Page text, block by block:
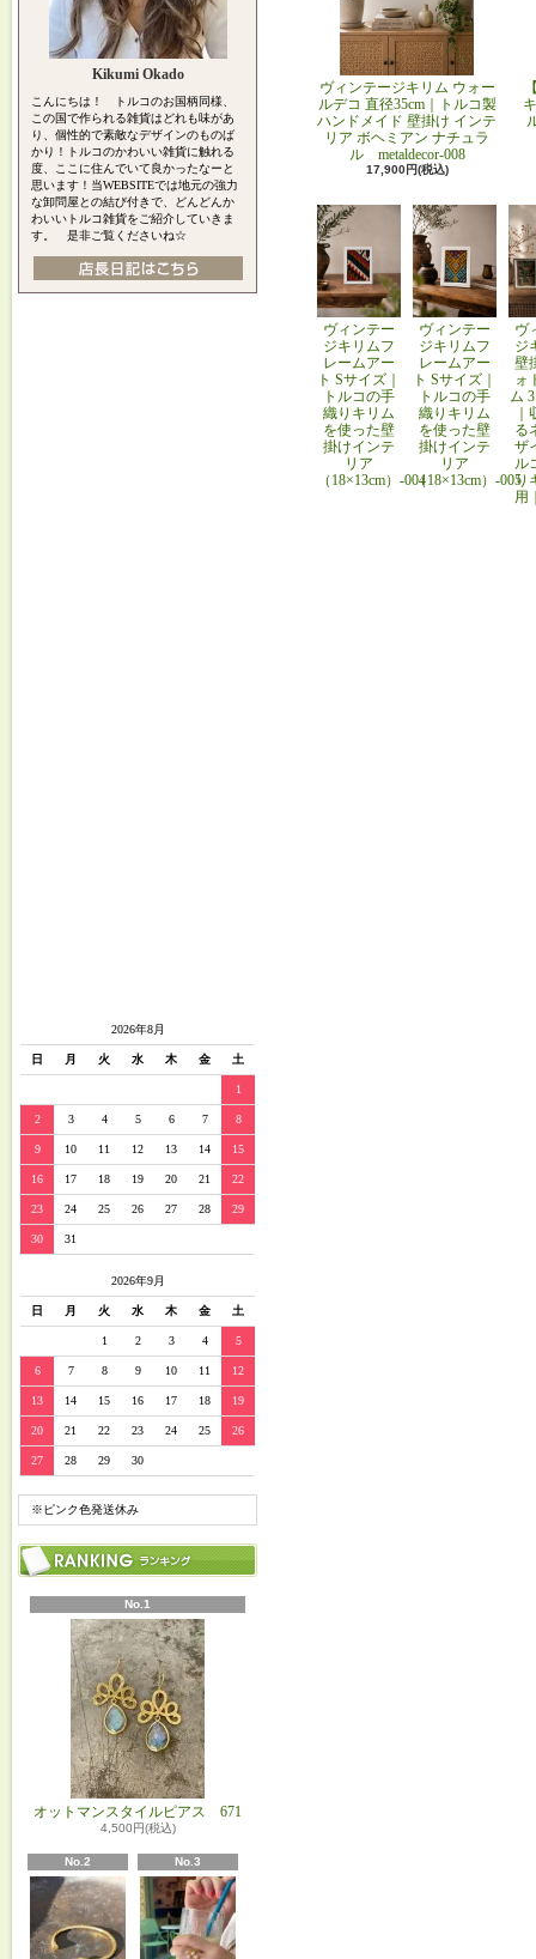
Kikumi Okado
こんにちは！ トルコのお国柄同様、
この国で作られる雑貨はどれも味があ
り、個性的で素敵なデザインのものば
かり！トルコのかわいい雑貨に触れる
度、ここに住んでいて良かったなーと
思います！当WEBSITEでは地元の強力
な卸問屋との結び付きで、どんどんか
わいいトルコ雑貨をご紹介していきま
す。 是非ご覧くださいね☆
2026年8月
日 月 火 水 木 金 土
1
2 3 4 5 6 7 8
9 10 11 12 13 14 15
16 17 18 19 20 21 22
23 24 25 26 27 28 29
30 31
2026年9月
日 月 火 水 木 金 土
1 2 3 4 5
6 7 8 9 10 11 12
13 14 15 16 17 18 19
20 21 22 23 24 25 26
27 28 29 30
※ピンク色発送休み
No.1
オットマンスタイルピアス 671
4,500円(税込)
No.2 No.3
ヴィンテージキリム ウォー
ルデコ 直径35cm｜トルコ製
ハンドメイド 壁掛け インテ
リア ボヘミアン ナチュラ
ル metaldecor-008
17,900円(税込)
ヴィンテー
ジキリムフ
レームアー
ト Sサイズ｜
トルコの手
織りキリム
を使った壁
掛けインテ
リア
（18×13cm）-004
ヴィンテー
ジキリムフ
レームアー
ト Sサイズ｜
トルコの手
織りキリム
を使った壁
掛けインテ
リア
（18×13cm）-005
ヴ
ジ
壁
ォ
ム
る
ザ
ル
り
用